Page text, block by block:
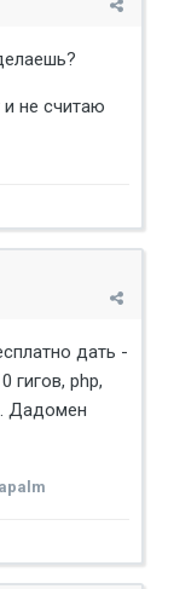
не считаю
дать -
гигов, php,
Дадомен